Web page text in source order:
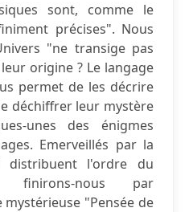
sont, comme le
précises". Nous
"ne transige pas
origine ? Le langage
permet de les décrire
déchiffrer leur mystère
unes des énigmes
Emerveillés par la
l'ordre du
finirons-nous par
"Pensée de